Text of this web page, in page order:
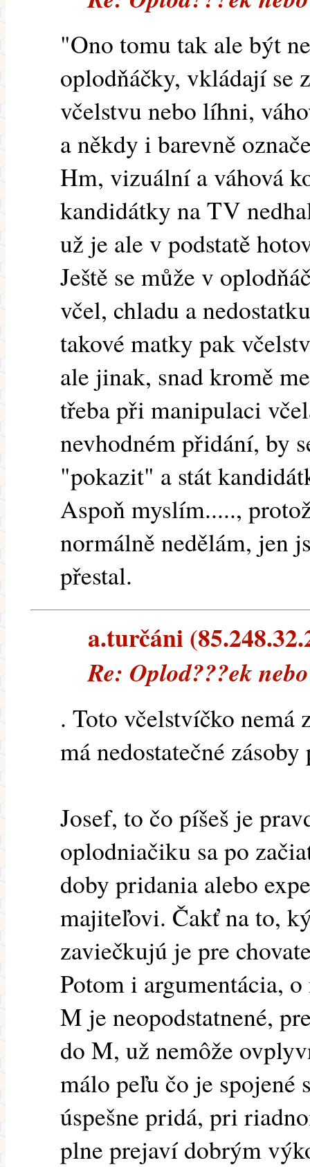
"Ono tomu tak ale být
oplodňáčky, vkládají se
včelstvu nebo líhni,
a někdy i barevně
Hm, vizuální a váhová
kandidátky na TV
už je ale v podstatě
Ještě se může v
včel, chladu a
takové matky pak
ale jinak, snad kromě
třeba při manipulaci
nevhodném přidání, by
"pokazit" a stát
Aspoň myslím.....,
normálně nedělám, jen
přestal.
a.turčáni
Re: Oplod???ek
. Toto včelstvíčko nemá
má nedostatečné
Josef, to čo píšeš je
oplodniačiku sa po
doby pridania alebo
majiteľovi. Čakť na to,
zaviečkujú je pre
Potom i argumentácia,
M je neopodstatnené,
do M, už nemôže
málo peľu čo je spojené
úspešne pridá, pri
plne prejaví dobrým